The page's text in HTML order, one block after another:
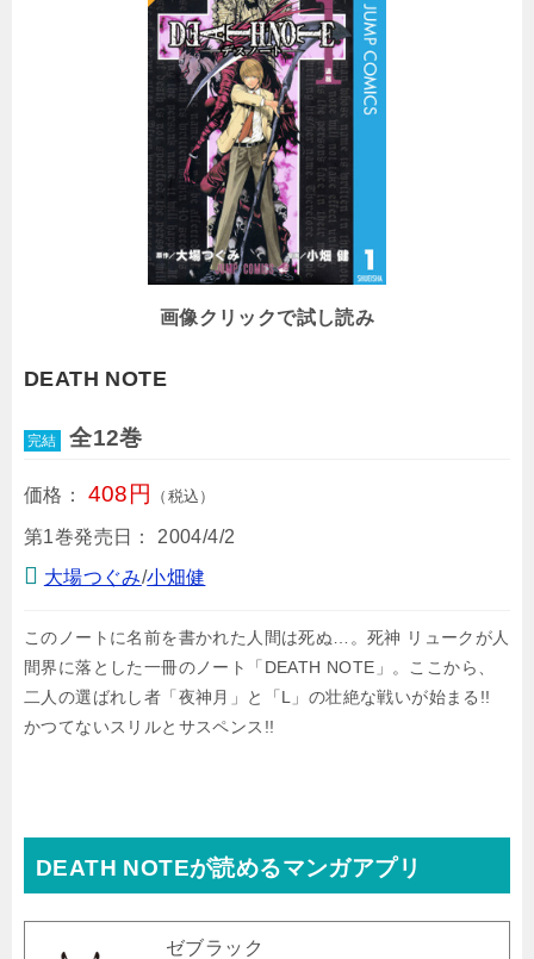
画像クリックで試し読み
DEATH NOTE
完結 全12巻
価格： 408円 （税込）
第1巻発売日：
2004/4/2
大場つぐみ/小畑健
このノートに名前を書かれた人間は死ぬ…。死神 リュークが人
間界に落とした一冊のノート「DEATH NOTE」。ここから、
二人の選ばれし者「夜神月」と「L」の壮絶な戦いが始まる!!
かつてないスリルとサスペンス!!
DEATH NOTEが読めるマンガアプリ
ゼブラック